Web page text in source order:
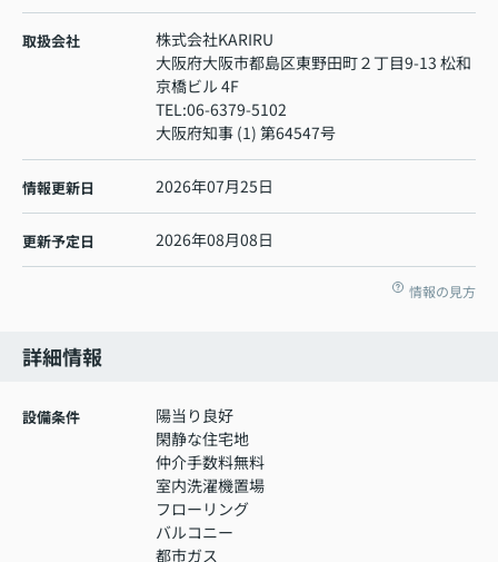
取扱会社
株式会社KARIRU
大阪府大阪市都島区東野田町２丁目9-13 松和
京橋ビル 4F
TEL:06-6379-5102
大阪府知事 (1) 第64547号
情報更新日 2026年07月25日
更新予定日 2026年08月08日
情報の見方
詳細情報
設備条件
陽当り良好
閑静な住宅地
仲介手数料無料
室内洗濯機置場
フローリング
バルコニー
都市ガス